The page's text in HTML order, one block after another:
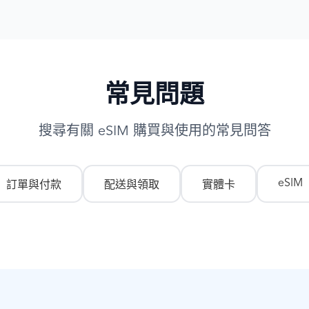
常見問題
搜尋有關 eSIM 購買與使用的常見問答
訂單與付款 配送與領取 實體卡 eSIM